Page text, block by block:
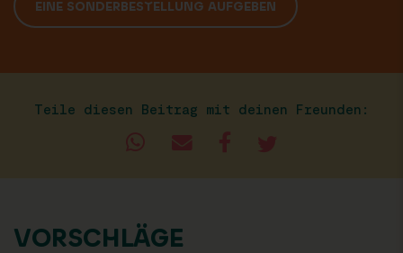
EINE SONDERBESTELLUNG AUFGEBEN
Teile diesen Beitrag mit deinen Freunden:
VORSCHLÄGE